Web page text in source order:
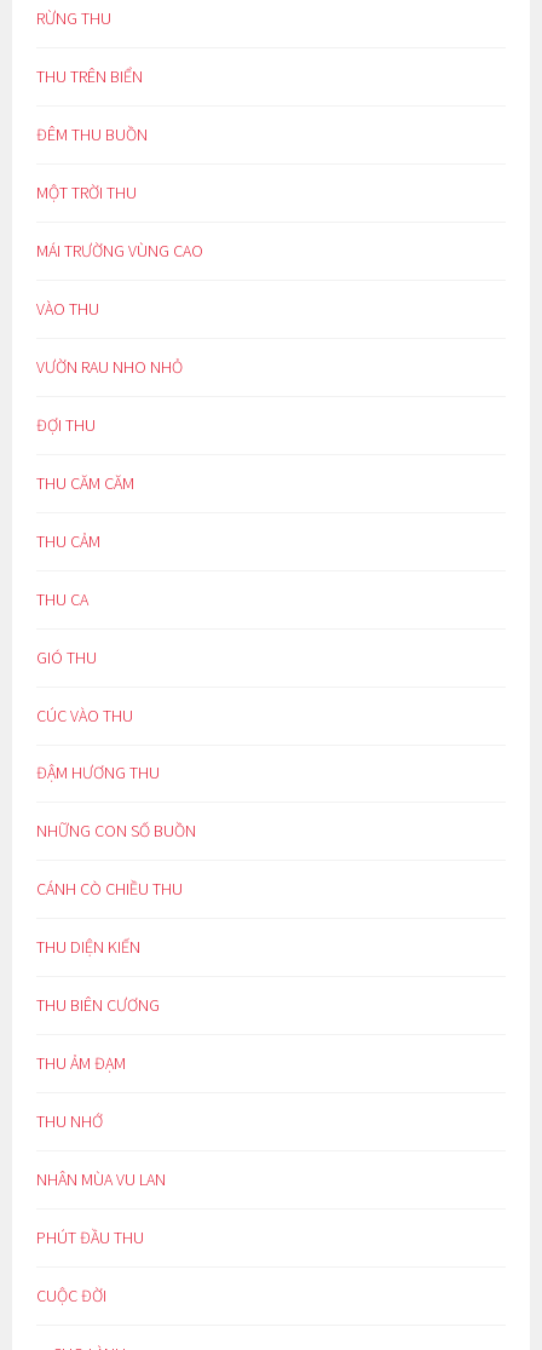
RỪNG THU
THU TRÊN BIỂN
ĐÊM THU BUỒN
MỘT TRỜI THU
MÁI TRƯỜNG VÙNG CAO
VÀO THU
VƯỜN RAU NHO NHỎ
ĐỢI THU
THU CĂM CĂM
THU CẢM
THU CA
GIÓ THU
CÚC VÀO THU
ĐẬM HƯƠNG THU
NHỮNG CON SỐ BUỒN
CÁNH CÒ CHIỀU THU
THU DIỆN KIẾN
THU BIÊN CƯƠNG
THU ẢM ĐẠM
THU NHỚ
NHÂN MÙA VU LAN
PHÚT ĐẦU THU
CUỘC ĐỜI